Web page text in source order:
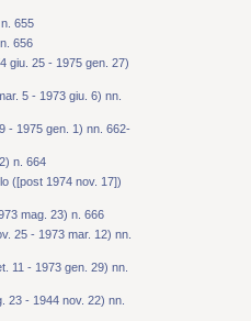
655
656
giu. 25 - 1975 gen. 27)
5 - 1973 giu. 6) nn.
- 1975 gen. 1) nn. 662-
n. 664
([post 1974 nov. 17])
mag. 23) n. 666
25 - 1973 mar. 12) nn.
11 - 1973 gen. 29) nn.
23 - 1944 nov. 22) nn.